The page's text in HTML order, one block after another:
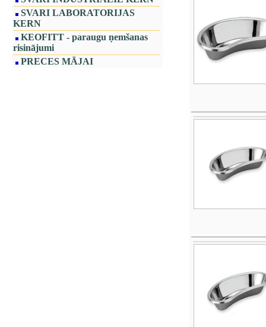
SVARI LABORATORIJAS
KERN
KEOFITT - paraugu ņemšanas
risinājumi
PRECES MĀJAI